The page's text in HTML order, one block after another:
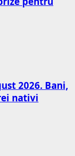
2026. Bani,
nativi